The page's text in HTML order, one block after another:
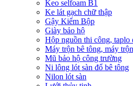
Keo selfoam B1
Ke lát gạch chữ thập
Gậy Kiểm Bộp
Giày bảo hộ
Hộp nguồn thi công, taplo
Máy trộn bê tông, máy
Mũ bảo hộ công trường
Ni lông lót sàn đổ bê tông
Nilon lót sàn